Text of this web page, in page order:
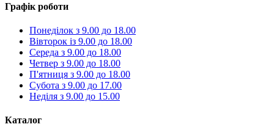
Графік роботи
Понеділок з 9.00 до 18.00
Вівторок із 9.00 до 18.00
Середа з 9.00 до 18.00
Четвер з 9.00 до 18.00
П'ятниця з 9.00 до 18.00
Субота з 9.00 до 17.00
Неділя з 9.00 до 15.00
Каталог